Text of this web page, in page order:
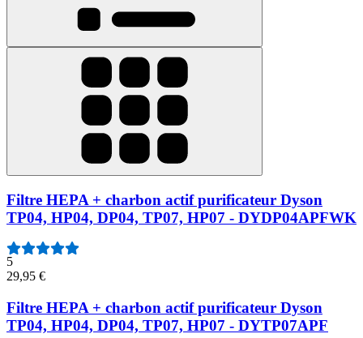
Filtre HEPA + charbon actif purificateur Dyson
TP04, HP04, DP04, TP07, HP07 - DYDP04APFWK
5
29,95 €
Filtre HEPA + charbon actif purificateur Dyson
TP04, HP04, DP04, TP07, HP07 - DYTP07APF